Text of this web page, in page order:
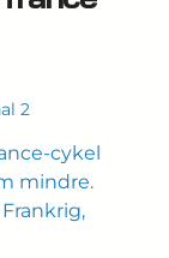
2
cykel
mindre.